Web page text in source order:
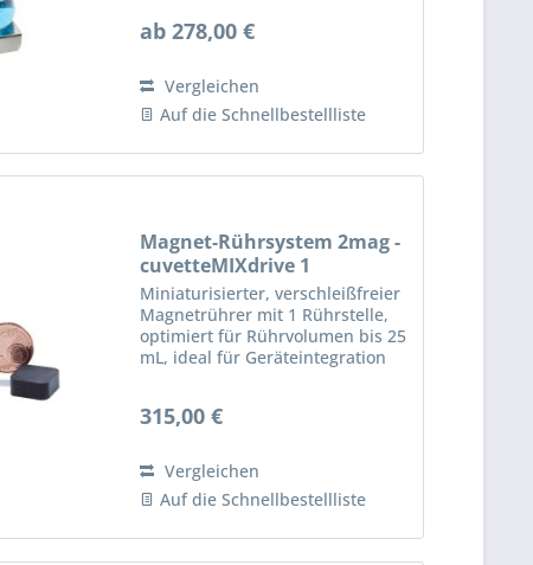
Gehäuseabmessungen. 1
und...
ab 278,00 €
Vergleichen
Auf die Schnellbestellliste
Magnet-Rührsystem 2mag -
cuvetteMIXdrive 1
Miniaturisierter, verschleißfreier
Magnetrührer mit 1 Rührstelle,
optimiert für Rührvolumen bis 25
mL, ideal für Geräteintegration
wartungsfreiem 2mag-
315,00 €
Vergleichen
Auf die Schnellbestellliste